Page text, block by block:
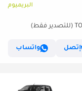
البريميوم
إتصل
واتساب